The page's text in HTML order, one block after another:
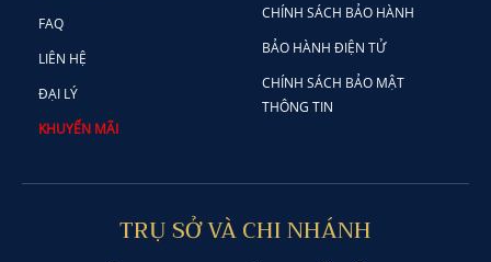
FAQ
LIÊN HỆ
ĐẠI LÝ
KHUYẾN MÃI
CHÍNH SÁCH BẢO HÀNH
BẢO HÀNH ĐIỆN TỬ
CHÍNH SÁCH BẢO MẬT
THÔNG TIN
TRỤ SỞ VÀ CHI NHÁNH